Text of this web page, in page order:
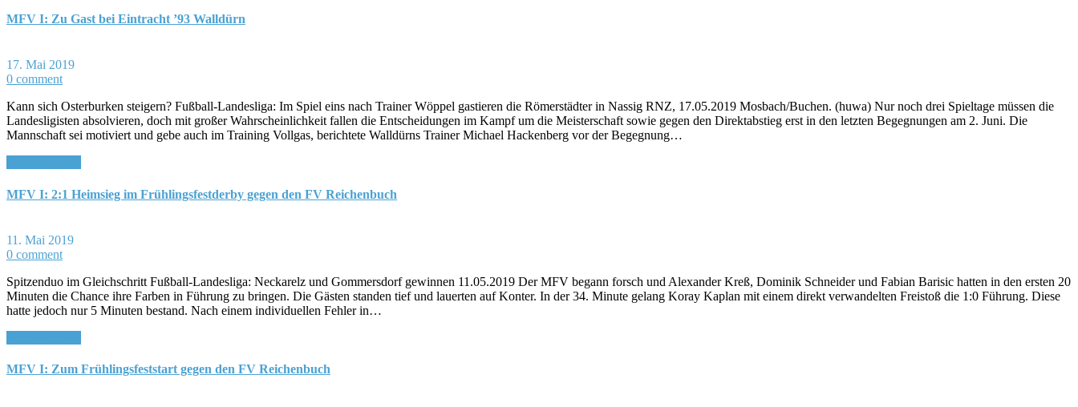
MFV I: Zu Gast bei Eintracht ’93 Walldürn
17. Mai 2019
0 comment
Kann sich Osterburken steigern? Fußball-Landesliga: Im Spiel eins nach Trainer Wöppel gastieren die Römerstädter in Nassig RNZ, 17.05.2019 Mosbach/Buchen. (huwa) Nur noch drei Spieltage müssen die
Landesligisten absolvieren, doch mit großer Wahrscheinlichkeit fallen die Entscheidungen im Kampf um die Meisterschaft sowie gegen den Direktabstieg erst in den letzten Begegnungen am 2. Juni. Die
Mannschaft sei motiviert und gebe auch im Training Vollgas, berichtete Walldürns Trainer Michael Hackenberg vor der Begegnung…
MFV I: 2:1 Heimsieg im Frühlingsfestderby gegen den FV Reichenbuch
11. Mai 2019
0 comment
Spitzenduo im Gleichschritt Fußball-Landesliga: Neckarelz und Gommersdorf gewinnen 11.05.2019 Der MFV begann forsch und Alexander Kreß, Dominik Schneider und Fabian Barisic hatten in den ersten 20
Minuten die Chance ihre Farben in Führung zu bringen. Die Gästen standen tief und lauerten auf Konter. In der 34. Minute gelang Koray Kaplan mit einem direkt verwandelten Freistoß die 1:0 Führung. Diese
hatte jedoch nur 5 Minuten bestand. Nach einem individuellen Fehler in…
MFV I: Zum Frühlingsfeststart gegen den FV Reichenbuch